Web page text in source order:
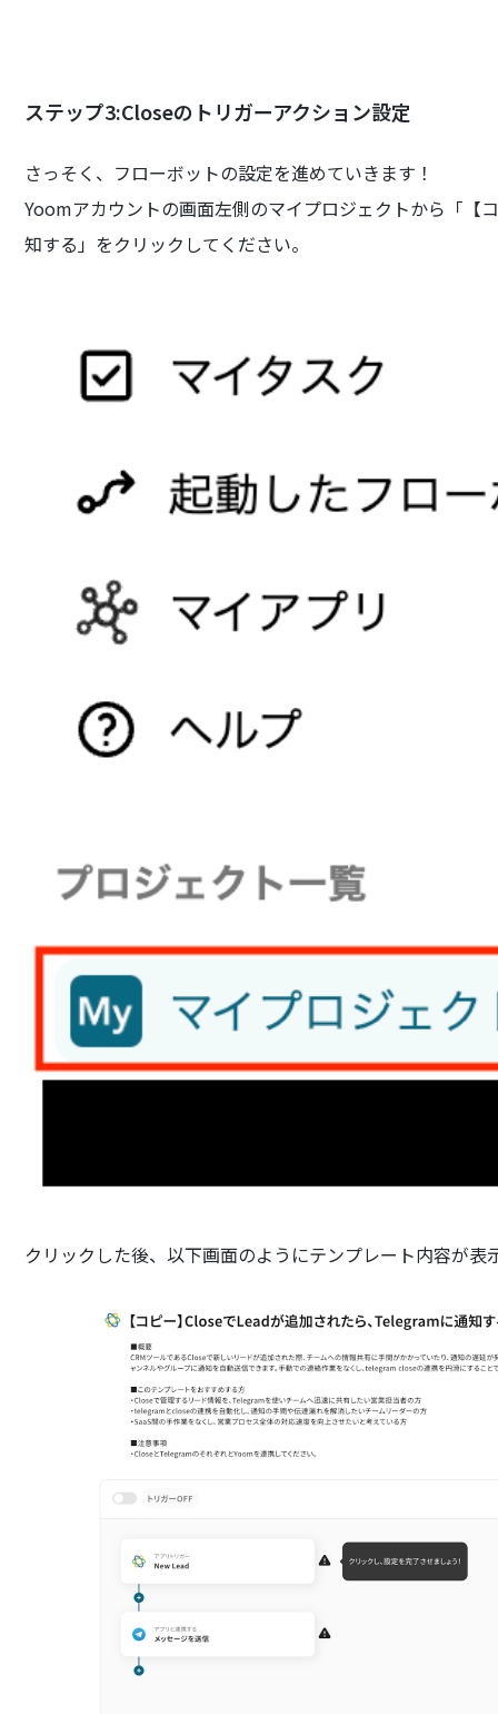
ステップ3:Closeのトリガーアクション設定
さっそく、フローボットの設定を進めていきます！
Yoomアカウントの画面左側のマイプロジェクトから「
知する」をクリックしてください。
クリックした後、以下画面のようにテンプレート内容が表